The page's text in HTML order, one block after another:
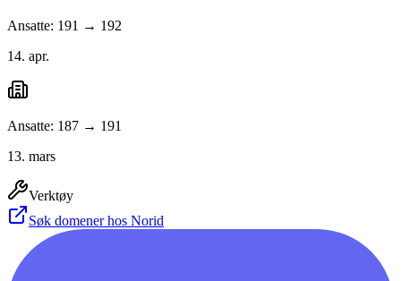
Ansatte: 191 → 192
14. apr.
Ansatte: 187 → 191
13. mars
Verktøy
Søk domener hos Norid